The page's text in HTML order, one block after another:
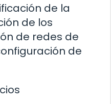
de la
de los
de redes de
de